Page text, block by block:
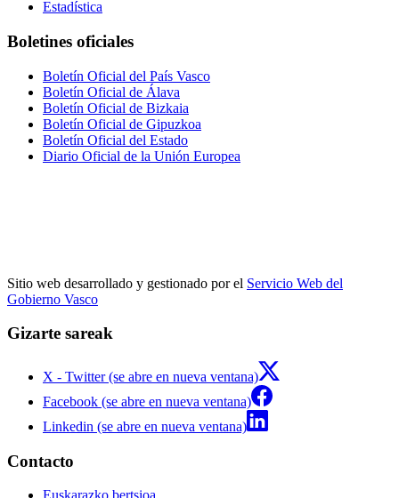
Estadística
Boletines oficiales
Boletín Oficial del País Vasco
Boletín Oficial de Álava
Boletín Oficial de Bizkaia
Boletín Oficial de Gipuzkoa
Boletín Oficial del Estado
Diario Oficial de la Unión Europea
Sitio web desarrollado y gestionado por el Servicio Web del
Gobierno Vasco
Gizarte sareak
X - Twitter (se abre en nueva ventana)
Facebook (se abre en nueva ventana)
Linkedin (se abre en nueva ventana)
Contacto